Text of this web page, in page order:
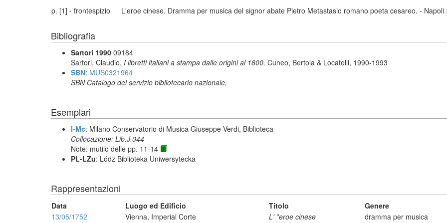
p. [1] - frontespizio L'eroe cinese. Dramma per musica del signor abate Pietro Metastasio romano poeta cesareo. - Napoli
Bibliografia
Sartori 1990 09184
Sartori, Claudio, I libretti italiani a stampa dalle origini al 1800, Cuneo, Bertola & Locatelli, 1990-1993
SBN: MUS0321964
SBN Catalogo del servizio bibliotecario nazionale,
Esemplari
I-Mc: Milano Conservatorio di Musica Giuseppe Verdi, Biblioteca
Collocazione: Lib.J.044
Note: mutilo delle pp. 11-14
PL-LZu: Lódz Biblioteka Uniwersytecka
Rappresentazioni
Data Luogo ed Edificio Titolo Genere
13/05/1752
Vienna, Imperial Corte L' *eroe cinese dramma per musica